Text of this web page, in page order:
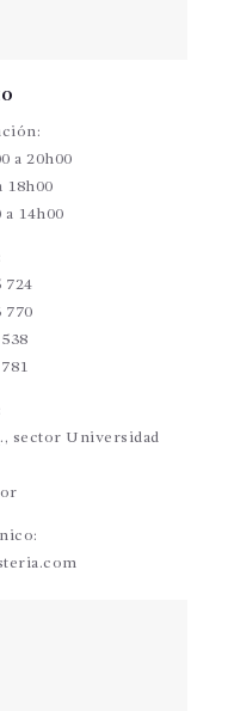
a 20h00
18h00
14h00
724
770
sector Universidad